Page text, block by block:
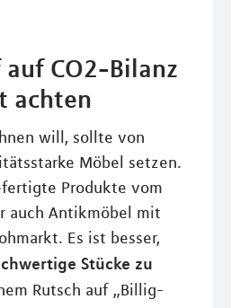
CO2-Bilanz
achten
will, sollte von
Möbel setzen.
Produkte vom
auch Antikmöbel mit
Es ist besser,
Stücke zu
Rutsch auf „Billig-